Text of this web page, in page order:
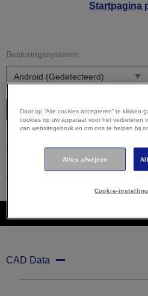
Startpagina
Besturingssysteem:
Starten
gedetecteerd. Het is belangrijk
hierboven handmatig selecteert
compatibele content bekijkt.
CAD Data
Door op “Alle cookies accepteren” te klikken
cookies op uw apparaat voor het verbeteren
van websitegebruik en om ons te helpen bij
Alles afwijzen
Cookie-